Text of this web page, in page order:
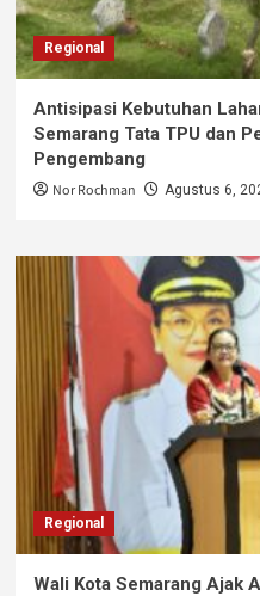
Regional
Antisipasi Kebutuhan
Semarang Tata TPU dan
Pengembang
Nor Rochman Agustus 6,
Regional
Wali Kota Semarang Ajak